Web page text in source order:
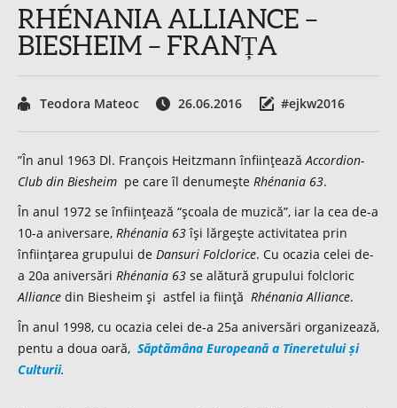
RHÉNANIA ALLIANCE –
BIESHEIM – FRANȚA
Teodora Mateoc 26.06.2016 #ejkw2016
”În anul 1963 Dl. François Heitzmann înfiinţează Accordion-
Club din Biesheim pe care îl denumeşte Rhénania 63.
În anul 1972 se înfiinţează “şcoala de muzică”, iar la cea de-a
10-a aniversare, Rhénania 63îşi lărgeşte activitatea prin
înfiinţarea grupului de Dansuri Folclorice. Cu ocazia celei de-
a 20a aniversări Rhénania 63 se alătură grupului folcloric
Alliance din Biesheim şi astfel ia fiinţă Rhénania Alliance.
În anul 1998, cu ocazia celei de-a 25a aniversări organizează,
pentu a doua oară, Săptămâna Europeană a Tineretului și
Culturii.